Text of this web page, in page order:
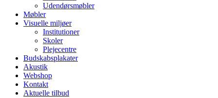
Udendørsmøbler
Møbler
Visuelle miljøer
Institutioner
Skoler
Plejecentre
Budskabsplakater
Akustik
Webshop
Kontakt
Aktuelle tilbud